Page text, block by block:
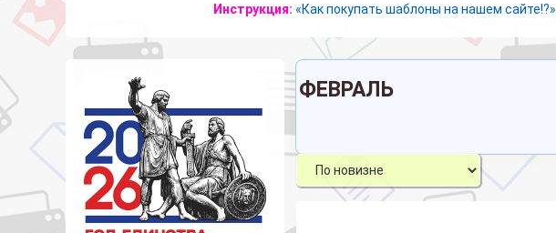
Инструкция: «Как покупать шаблоны на нашем сайте!?»
ФЕВРАЛЬ